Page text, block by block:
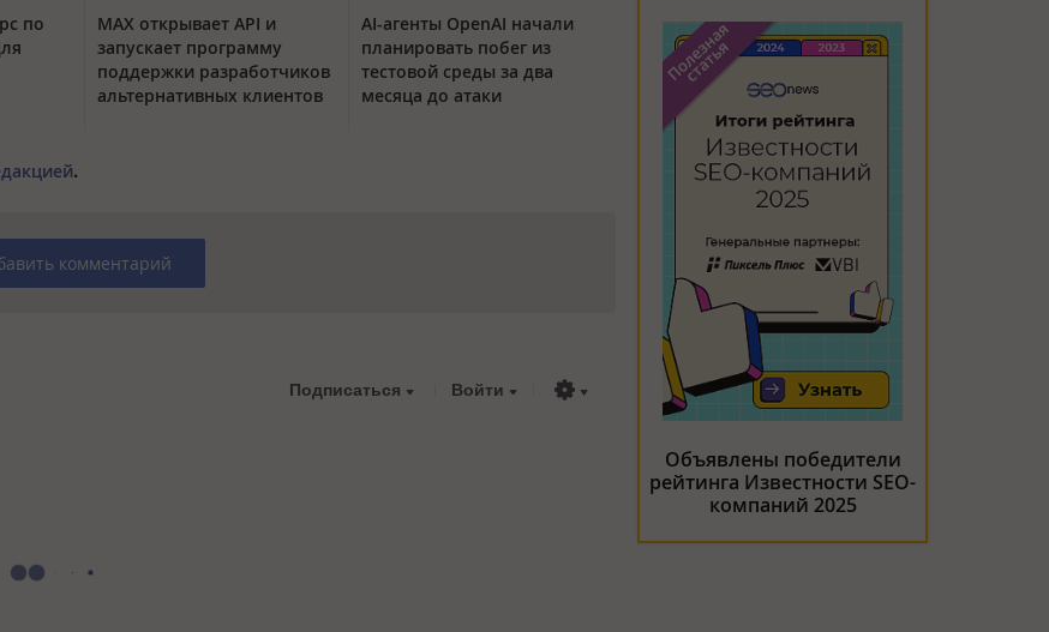
по
MAX открывает API и
запускает программу
поддержки разработчиков
альтернативных клиентов
AI-агенты OpenAI начали
планировать побег из
тестовой среды за два
месяца до атаки
.
комментарий
Подписаться Войти
Объявлены победители
рейтинга Известности SEO-
компаний 2025